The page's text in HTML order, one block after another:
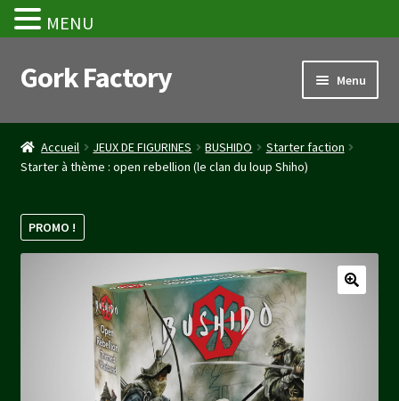
Aller
à
navigation
Aller
au
Gork Factory Menu
Accueil
CGV
Mon compte
Stripe Payment Success Page
Validation de la commande
Accueil JEUX DE FIGURINES BUSHIDO
Starter faction
Starter à thème : open rebellion (le clan du loup Shiho)
PROMO !
MENU